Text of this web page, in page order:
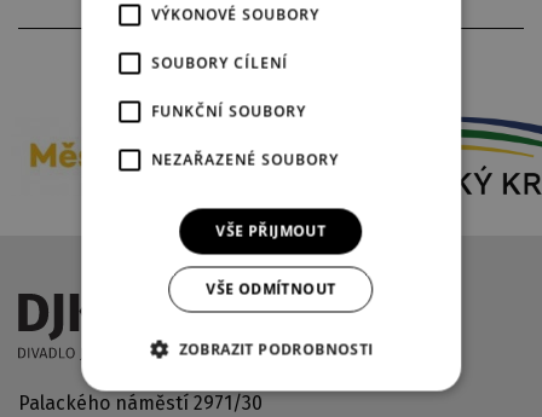
PARTNEŘI DIVADLA
Palackého náměstí 2971/30
VÝKONOVÉ SOUBORY
SOUBORY CÍLENÍ
FUNKČNÍ SOUBORY
NEZAŘAZENÉ SOUBORY
VŠE PŘIJMOUT
VŠE ODMÍTNOUT
ZOBRAZIT PODROBNOSTI